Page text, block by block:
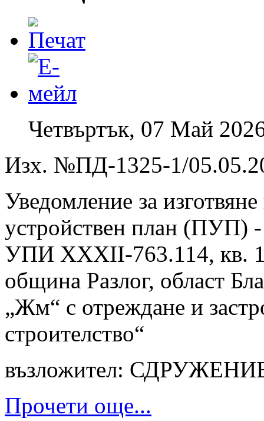
Четвъртък, 07 Май
Изх. №ПД-1325-1/
Уведомление за
устройствен план (ПУП) -
УПИ XXXII-763.114, кв.
община Разлог, област
„Жм“ с отреждане и
строителство“
възложител:
Прочети още...